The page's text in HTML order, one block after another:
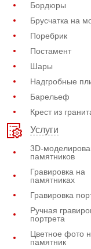
Бордюры
Брусчатка на
Поребрик
Постамент
Шары
Надгробные
Барельеф
Крест из
Услуги
3D-
памятников
Гравировка на
памятниках
Гравировка
Ручная
портрета
Цветное фото
памятник